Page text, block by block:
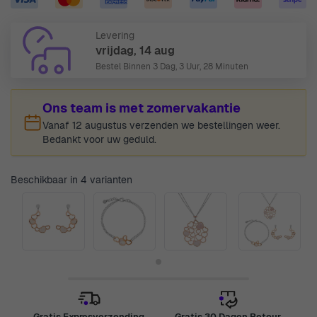
Levering
vrijdag, 14 aug
Bestel Binnen 3 Dag, 3 Uur, 28 Minuten
Ons team is met zomervakantie
Vanaf 12 augustus verzenden we bestellingen weer.
Bedankt voor uw geduld.
Beschikbaar in 4 varianten